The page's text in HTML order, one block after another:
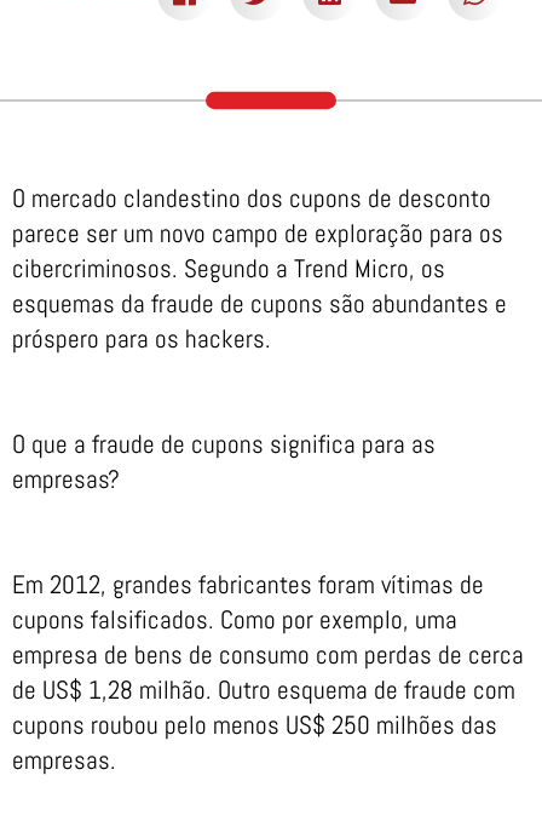
O mercado clandestino dos cupons de desconto
parece ser um novo campo de exploração para os
cibercriminosos. Segundo a Trend Micro, os
esquemas da fraude de cupons são abundantes e
próspero para os hackers.
O que a fraude de cupons significa para as
empresas?
Em 2012, grandes fabricantes foram vítimas de
cupons falsificados. Como por exemplo, uma
empresa de bens de consumo com perdas de cerca
de US$ 1,28 milhão. Outro esquema de fraude com
cupons roubou pelo menos US$ 250 milhões das
empresas.